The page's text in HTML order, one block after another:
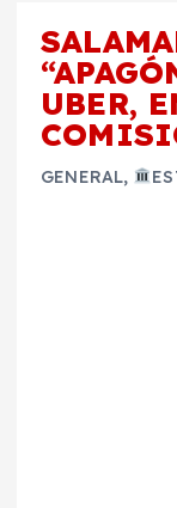
UBER,
GENERAL,